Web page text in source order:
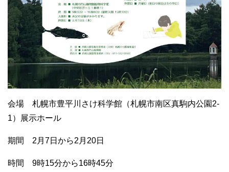
会場 札幌市豊平川さけ科学館（札幌市南区真駒内公園2-
1）展示ホール
期間 2月7日から2月20日
時間 9時15分から16時45分